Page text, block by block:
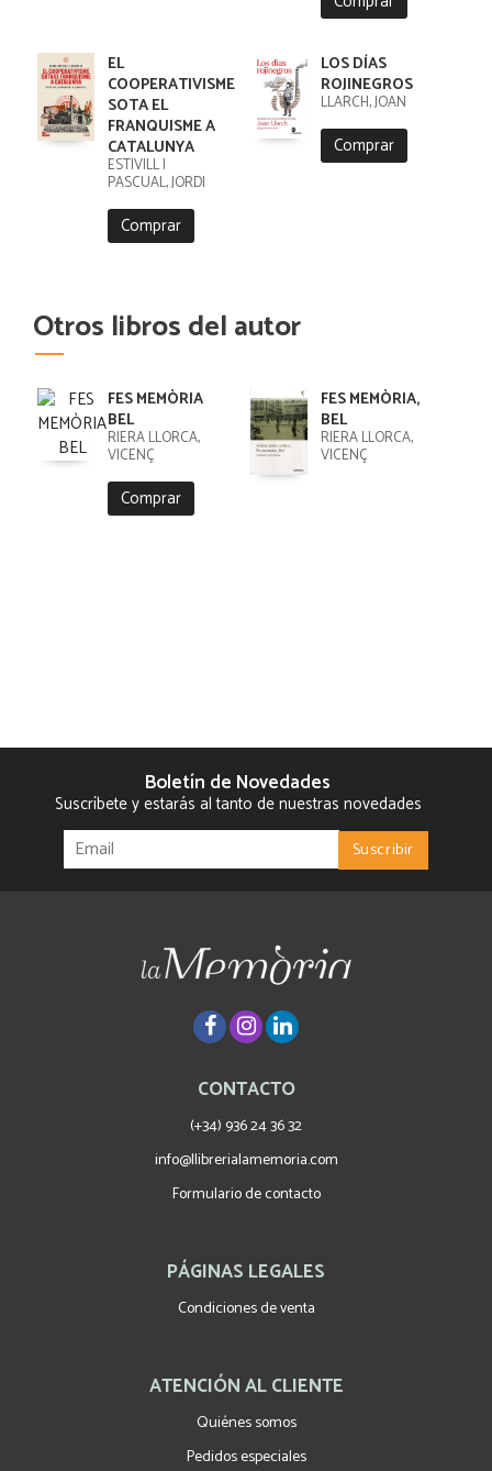
EL
COOPERATIVISME
SOTA EL
FRANQUISME A
CATALUNYA
ESTIVILL I
PASCUAL, JORDI
Comprar
LOS DÍAS
ROJINEGROS
LLARCH, JOAN
Comprar
Otros libros del autor
FES MEMÒRIA
BEL
RIERA LLORCA,
VICENÇ
Comprar
FES MEMÒRIA,
BEL
RIERA LLORCA,
VICENÇ
Boletín de Novedades
Suscríbete y estarás al tanto de nuestras novedades
CONTACTO
(+34) 936 24 36 32
info@llibrerialamemoria.com
Formulario de contacto
PÁGINAS LEGALES
Condiciones de venta
ATENCIÓN AL CLIENTE
Quiénes somos
Pedidos especiales